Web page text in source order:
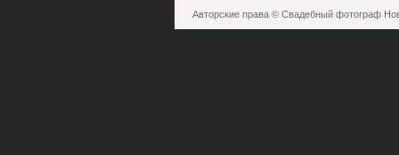
Авторские права © Свадебный фотограф